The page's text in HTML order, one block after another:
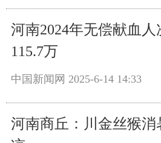
河南2024年无偿献血人
115.7万
中国新闻网 2025-6-14 14:33
河南商丘：川金丝猴消